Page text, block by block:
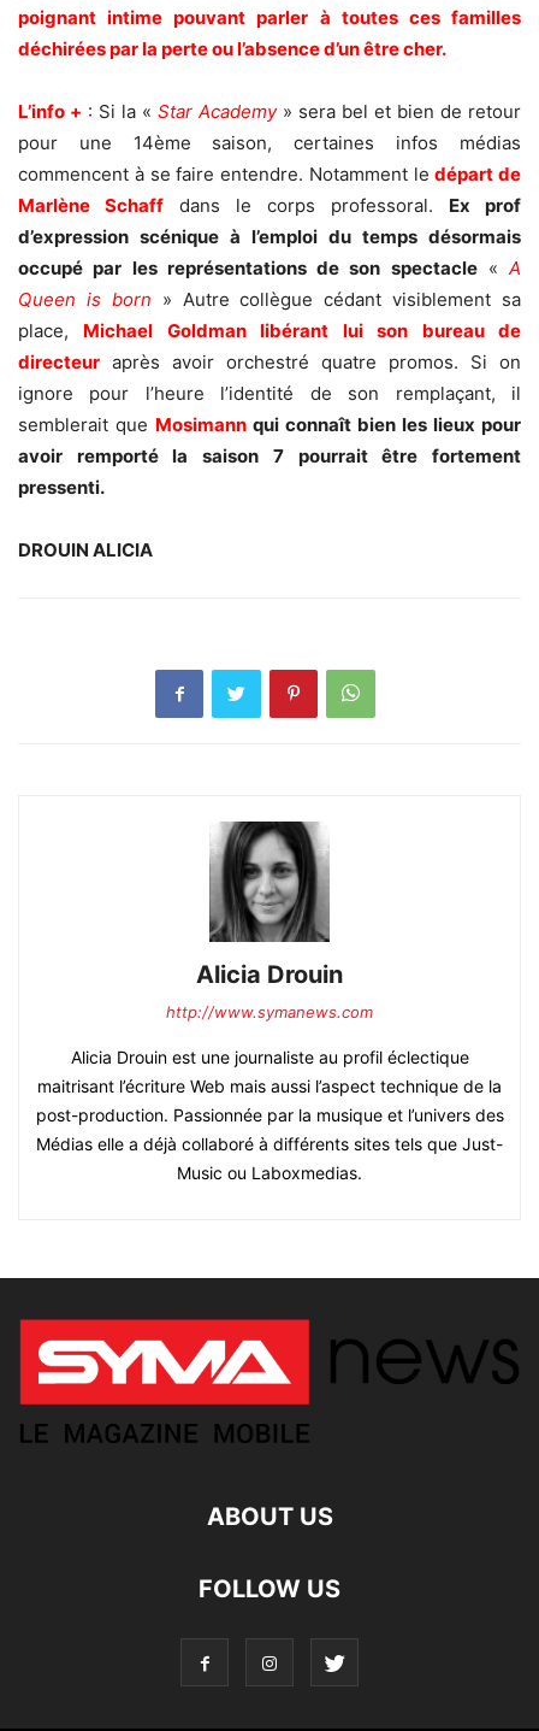
poignant intime pouvant parler à toutes ces familles
déchirées par la perte ou l’absence d’un être cher.
L’info + : Si la « Star Academy » sera bel et bien de retour
pour une 14ème saison, certaines infos médias
commencent à se faire entendre. Notamment ledépart de
Marlène Schaff dans le corps professoral. Ex prof
d’expression scénique à l’emploi du temps désormais
occupé par les représentations de son spectacle« A
Queen is born » Autre collègue cédant visiblement sa
place, Michael Goldman libérant lui son bureau de
directeur après avoir orchestré quatre promos. Si on
ignore pour l’heure l’identité de son remplaçant, il
semblerait que Mosimann qui connaît bien les lieux pour
avoir remporté la saison 7 pourrait être fortement
pressenti.
DROUIN ALICIA
Alicia Drouin
http://www.symanews.com
Alicia Drouin est une journaliste au profil éclectique
maitrisant l’écriture Web mais aussi l’aspect technique de la
post-production. Passionnée par la musique et l’univers des
Médias elle a déjà collaboré à différents sites tels que Just-
Music ou Laboxmedias.
ABOUT US
FOLLOW US